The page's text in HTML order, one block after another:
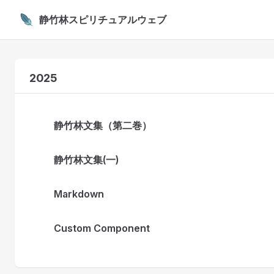
Skip to content
静竹林スピリチュアルウェブ
2025
静竹林文集（第二巻）
静竹林文集(一)
Markdown
Custom Component